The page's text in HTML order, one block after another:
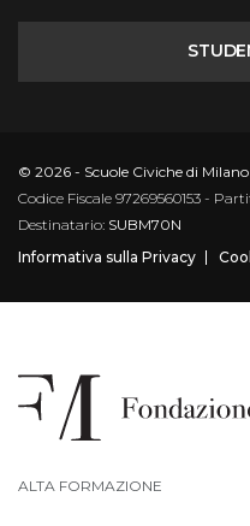
© 2026 - Scuole Civiche di
Codice Fiscale 97269560153 -
Destinatario: SUBM70N
Informativa sulla Privacy
ALTA FORMAZIONE